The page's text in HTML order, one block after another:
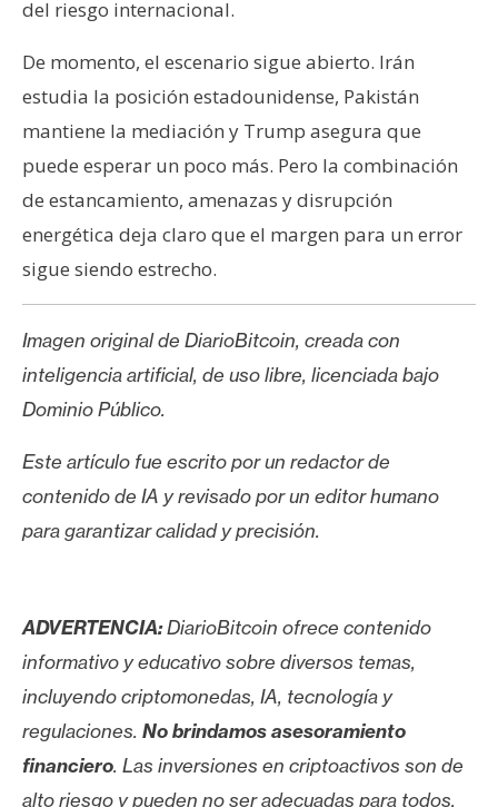
del riesgo internacional.
De momento, el escenario sigue abierto. Irán
estudia la posición estadounidense, Pakistán
mantiene la mediación y Trump asegura que
puede esperar un poco más. Pero la combinación
de estancamiento, amenazas y disrupción
energética deja claro que el margen para un error
sigue siendo estrecho.
Imagen original de DiarioBitcoin, creada con
inteligencia artificial, de uso libre, licenciada bajo
Dominio Público.
Este artículo fue escrito por un redactor de
contenido de IA y revisado por un editor humano
para garantizar calidad y precisión.
ADVERTENCIA:DiarioBitcoin ofrece contenido
informativo y educativo sobre diversos temas,
incluyendo criptomonedas, IA, tecnología y
regulaciones. No brindamos asesoramiento
financiero. Las inversiones en criptoactivos son de
alto riesgo y pueden no ser adecuadas para todos.